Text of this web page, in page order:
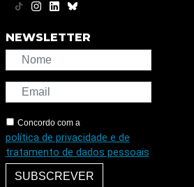
NEWSLETTER
Concordo com a
política de privacidade e de
tratamento de dados pessoais
SUBSCREVER